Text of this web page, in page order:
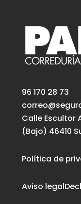
96 170 28 73
Calle Escultor
(Bajo) 46410
Política de
Aviso legal